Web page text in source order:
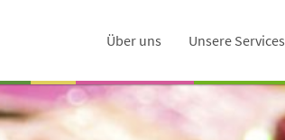
Über uns Unsere Services